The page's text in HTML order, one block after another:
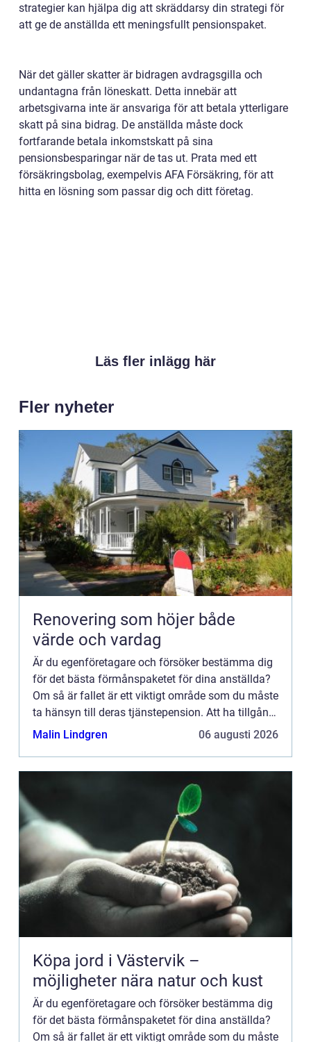
strategier kan hjälpa dig att skräddarsy din strategi för
att ge de anställda ett meningsfullt pensionspaket.
När det gäller skatter är bidragen avdragsgilla och
undantagna från löneskatt. Detta innebär att
arbetsgivarna inte är ansvariga för att betala ytterligare
skatt på sina bidrag. De anställda måste dock
fortfarande betala inkomstskatt på sina
pensionsbesparingar när de tas ut. Prata med ett
försäkringsbolag, exempelvis AFA Försäkring, för att
hitta en lösning som passar dig och ditt företag.
Läs fler inlägg här
Fler nyheter
Renovering som höjer både
värde och vardag
Är du egenföretagare och försöker bestämma dig
för det bästa förmånspaketet för dina anställda?
Om så är fallet är ett viktigt område som du måste
ta hänsyn till deras tjänstepension. Att ha tillgång
till en adekvat pensionsplan kan göra stor
Malin Lindgren 06 augusti 2026
Köpa jord i Västervik –
möjligheter nära natur och kust
Är du egenföretagare och försöker bestämma dig
för det bästa förmånspaketet för dina anställda?
Om så är fallet är ett viktigt område som du måste